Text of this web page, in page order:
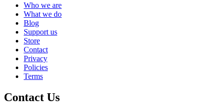
Who we are
What we do
Blog
Support us
Store
Contact
Privacy
Policies
Terms
Contact Us